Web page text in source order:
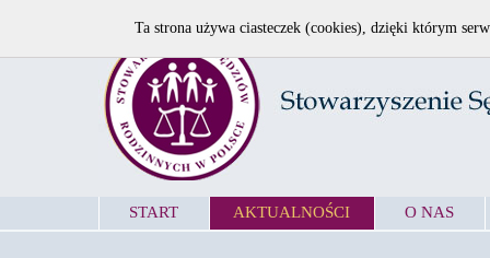
START AKTUALNOŚCI O NAS
Ta strona używa ciasteczek (cookies), dzięki którym